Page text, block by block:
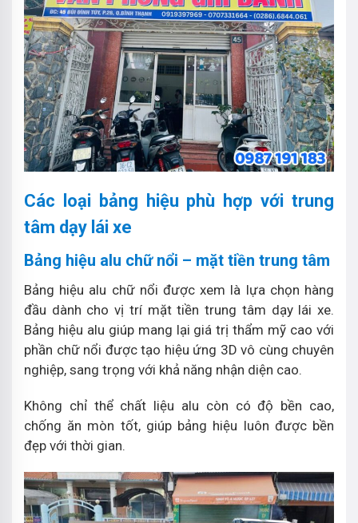
Các loại bảng hiệu phù hợp với trung
tâm dạy lái xe
Bảng hiệu alu chữ nổi – mặt tiền trung tâm
Bảng hiệu alu chữ nổi được xem là lựa chọn hàng
đầu dành cho vị trí mặt tiền trung tâm dạy lái xe.
Bảng hiệu alu giúp mang lại giá trị thẩm mỹ cao với
phần chữ nổi được tạo hiệu ứng 3D vô cùng chuyên
nghiệp, sang trọng với khả năng nhận diện cao.
Không chỉ thể chất liệu alu còn có độ bền cao,
chống ăn mòn tốt, giúp bảng hiệu luôn được bền
đẹp với thời gian.